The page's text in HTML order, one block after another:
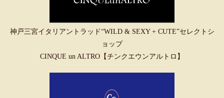
神戸三宮イタリアントラッド“WILD & SEXY + CUTE”セレクトシ
ョップ
CINQUE un ALTRO【チンクエウンアルトロ】